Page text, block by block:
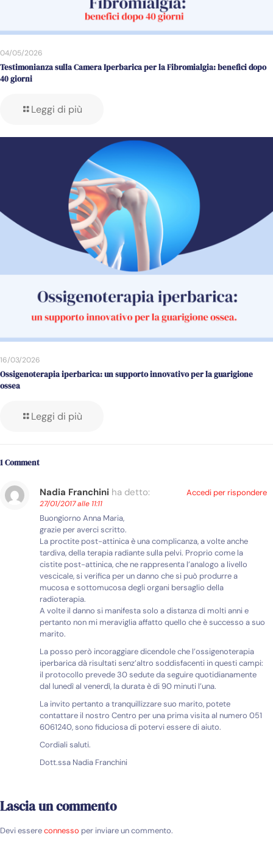
04/05/2026
Testimonianza sulla Camera Iperbarica per la Fibromialgia: benefici dopo
40 giorni
Leggi di più
16/03/2026
Ossigenoterapia iperbarica: un supporto innovativo per la guarigione
ossea
Leggi di più
1 Comment
Nadia Franchini ha detto:
27/01/2017 alle 11:11
Buongiorno Anna Maria,
grazie per averci scritto.
La proctite post-attinica è una complicanza, a volte anche
tardiva, della terapia radiante sulla pelvi. Proprio come la
cistite post-attinica, che ne rappresenta l’analogo a livello
vescicale, si verifica per un danno che si può produrre a
mucosa e sottomucosa degli organi bersaglio della
radioterapia.
A volte il danno si manifesta solo a distanza di molti anni e
pertanto non mi meraviglia affatto quello che è successo a suo
marito.
La posso però incoraggiare dicendole che l’ossigenoterapia
iperbarica dà risultati senz’altro soddisfacenti in questi campi:
il protocollo prevede 30 sedute da seguire quotidianamente
dal lunedì al venerdì, la durata è di 90 minuti l’una.
La invito pertanto a tranquillizzare suo marito, potete
contattare il nostro Centro per una prima visita al numero 051
6061240, sono fiduciosa di potervi essere di aiuto.
Cordiali saluti.
Dott.ssa Nadia Franchini
Accedi per rispondere
Lascia un commento
Devi essereconnesso per inviare un commento.